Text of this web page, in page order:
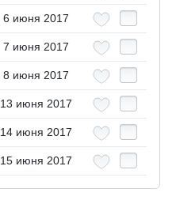
6 июня 2017
7 июня 2017
8 июня 2017
13 июня 2017
14 июня 2017
15 июня 2017